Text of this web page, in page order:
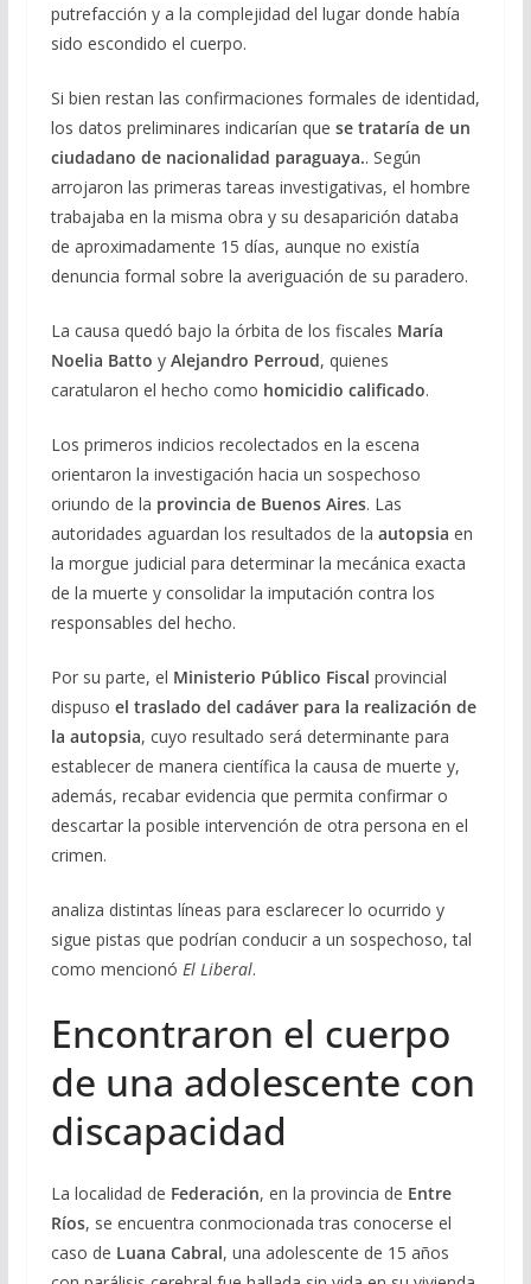
putrefacción y a la complejidad del lugar donde había
sido escondido el cuerpo.
Si bien restan las confirmaciones formales de identidad,
los datos preliminares indicarían que se trataría de un
ciudadano de nacionalidad paraguaya.. Según
arrojaron las primeras tareas investigativas, el hombre
trabajaba en la misma obra y su desaparición databa
de aproximadamente 15 días, aunque no existía
denuncia formal sobre la averiguación de su paradero.
La causa quedó bajo la órbita de los fiscales María
Noelia Batto y Alejandro Perroud, quienes
caratularon el hecho como homicidio calificado.
Los primeros indicios recolectados en la escena
orientaron la investigación hacia un sospechoso
oriundo de la provincia de Buenos Aires. Las
autoridades aguardan los resultados de la autopsia en
la morgue judicial para determinar la mecánica exacta
de la muerte y consolidar la imputación contra los
responsables del hecho.
Por su parte, el Ministerio Público Fiscal provincial
dispuso el traslado del cadáver para la realización de
la autopsia, cuyo resultado será determinante para
establecer de manera científica la causa de muerte y,
además, recabar evidencia que permita confirmar o
descartar la posible intervención de otra persona en el
crimen.
analiza distintas líneas para esclarecer lo ocurrido y
sigue pistas que podrían conducir a un sospechoso, tal
como mencionó El Liberal.
Encontraron el cuerpo
de una adolescente con
discapacidad
La localidad de Federación, en la provincia de Entre
Ríos, se encuentra conmocionada tras conocerse el
caso de Luana Cabral, una adolescente de 15 años